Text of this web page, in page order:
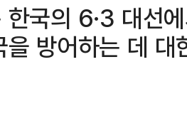
한국의 6·3 대선
방어하는 데